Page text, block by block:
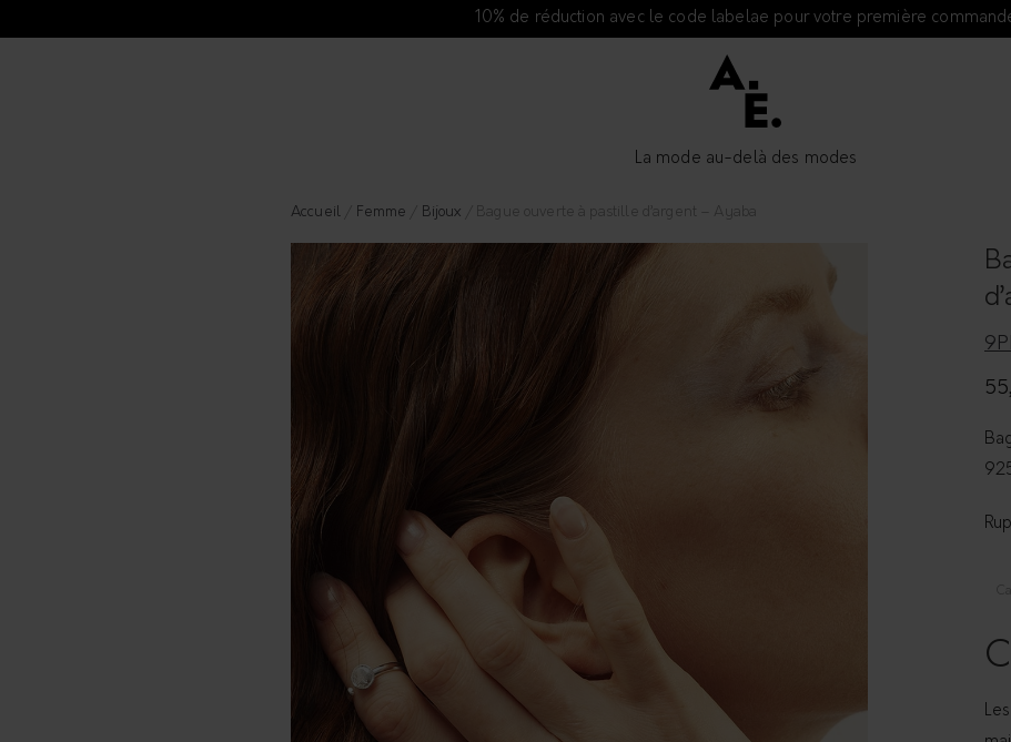
10% de réduction avec le code labelae pour votre première
La mode au-delà des modes
Accueil Femme Bijoux / Bague ouverte à pastille d’argent – Ayaba